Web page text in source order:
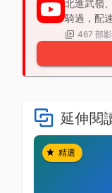
北進武嶺
騎過，配
467 部
延伸閱
精選